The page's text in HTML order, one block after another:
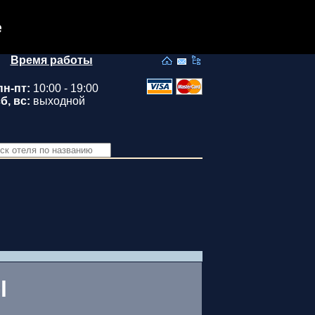
Время работы
пт:
вс:
10:00 - 19:00
выходной